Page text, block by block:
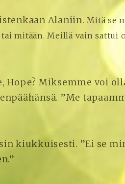
Alaniin.Mitä se
mitään. Meillä vain sattui
Miksemme voi
”Me
kiukkuisesti. ”Ei se